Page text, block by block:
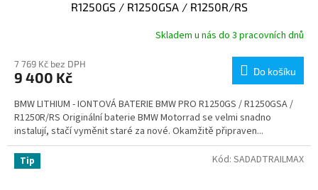
R1250GS / R1250GSA / R1250R/RS
Skladem u nás do 3 pracovních dnů
7 769 Kč bez DPH
9 400 Kč Do košíku
BMW LITHIUM - IONTOVÁ BATERIE BMW PRO R1250GS / R1250GSA /
R1250R/RS Originální baterie BMW Motorrad se velmi snadno
instalují, stačí vyměnit staré za nové. Okamžitě připraven...
Tip Kód: SADADTRAILMAX